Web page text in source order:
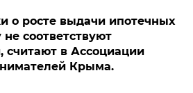
о росте выдачи ипотечных
соответствуют
считают в Ассоциации
Крыма.